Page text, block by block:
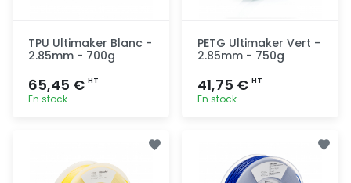
TPU Ultimaker Blanc -
2.85mm - 700g
65,45 € HT
En stock
PETG Ultimaker Vert -
2.85mm - 750g
41,75 € HT
En stock